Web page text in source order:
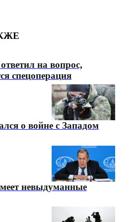
на вопрос,
спецоперация
о войне с Западом
невыдуманные